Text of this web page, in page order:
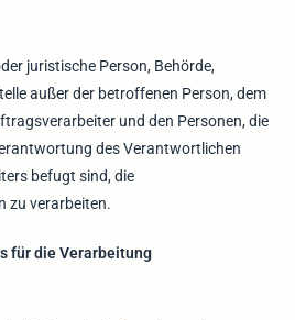
juristische Person, Behörde,
außer der betroffenen Person, dem
und den Personen, die
des Verantwortlichen
befugt sind, die
zu verarbeiten.
für die Verarbeitung